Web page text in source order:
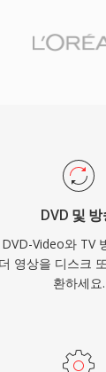
향 애플리케이션
만, MPEG-2는 방
템, 전 세계에 유
에 깊이 뿌리내리
DVD 및
DVD-Video와 TV
영상을 디스크
환하세요.